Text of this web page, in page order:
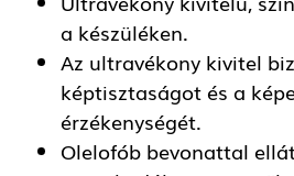
a készüléken.
Az ultravékony kivitel
képtisztaságot és a
érzékenységét.
Olelofób bevonattal